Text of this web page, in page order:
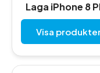
Laga iPhone 8
Visa